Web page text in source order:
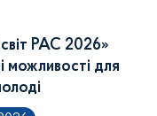
РАС 2026»
можливості для